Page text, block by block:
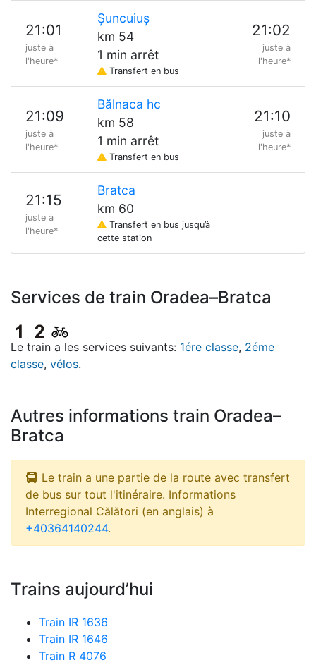
21:01
juste à
l'heure*
Șuncuiuș
km 54
1 min arrêt
Transfert en bus
21:02
juste à
l'heure*
21:09
juste à
l'heure*
Bălnaca hc
km 58
1 min arrêt
Transfert en bus
21:10
juste à
l'heure*
21:15
juste à
l'heure*
Bratca
km 60
Transfert en bus jusqu’à
cette station
Services de train Oradea–Bratca
Le train a les services suivants: 1ére classe, 2éme
classe, vélos.
Autres informations train Oradea–
Bratca
Le train a une partie de la route avec transfert
de bus sur tout l'itinéraire. Informations
Interregional Călători (en anglais) à
+40364140244.
Trains aujourd’hui
Train IR 1636
Train IR 1646
Train R 4076